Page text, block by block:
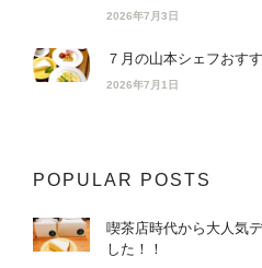
2026年7月3日
７月の山本シェフおす
2026年7月1日
POPULAR POSTS
喫茶店時代から大人気
した！！